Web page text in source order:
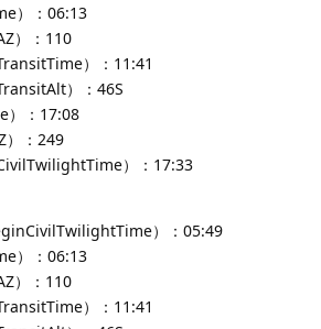
）：06:13
）：110
）：11:41
）：46S
）：17:08
）：249
）：17:33
）：05:49
）：06:13
）：110
）：11:41